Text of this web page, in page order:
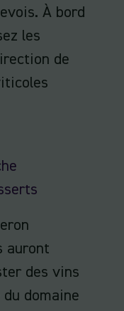
À bord
les
de
auront
des vins
domaine